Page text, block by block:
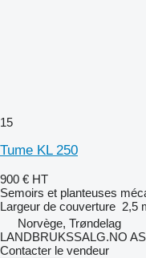
15
Tume KL 250
900 € HT
Semoirs et planteuses
Largeur de couverture 2,5
Norvège, Trøndelag
LANDBRUKSSALG.NO AS
Contacter le vendeur